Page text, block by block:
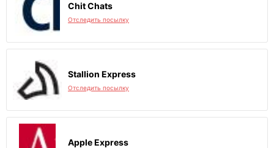
Chit Chats
Отследить посылку
Stallion Express
Отследить посылку
Apple Express